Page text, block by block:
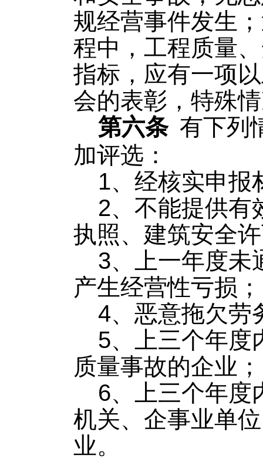
规经营事件发生
程中，工程质量
指标，应有一项
会的表彰，特殊
第六条 有下列
加评选：
1、经核实申报
2、不能提供有
执照、建筑安全
3、上一年度未
产生经营性亏损；
4、恶意拖欠劳
5、上三个年度
质量事故的企业；
6、上三个年度
机关、企事业单
业。